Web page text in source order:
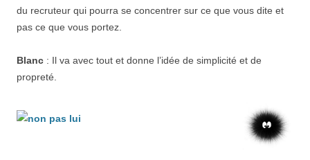
du recruteur qui pourra se concentrer sur ce que vous dite et
pas ce que vous portez.
Blanc : Il va avec tout et donne l’idée de simplicité et de
propreté.